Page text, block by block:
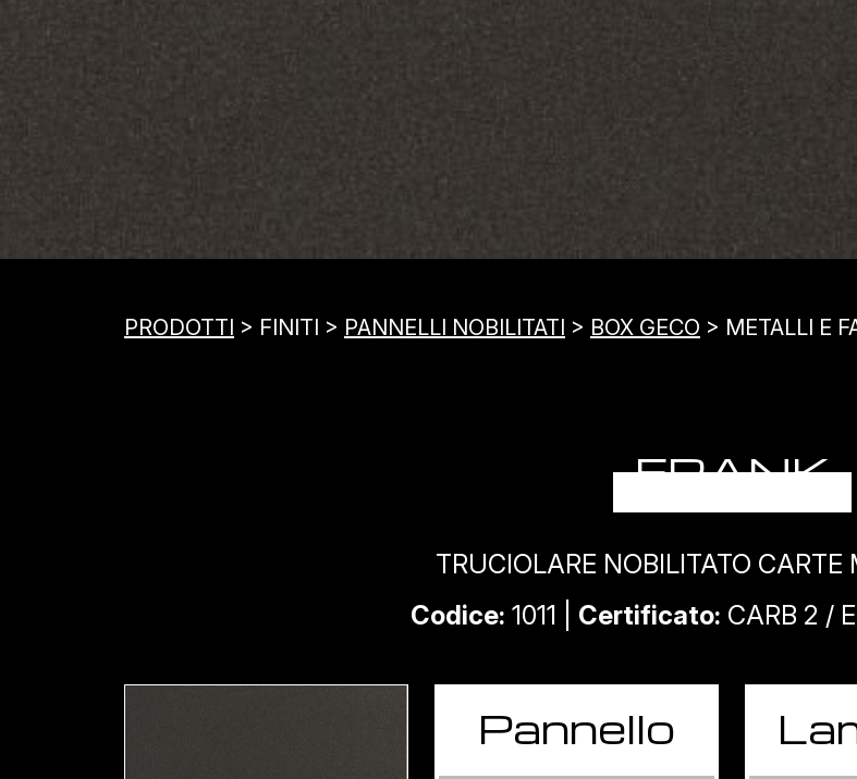
PRODOTTI > FINITI > PANNELLI NOBILITATI > BOX GECO > METALLI E
FRANK
TRUCIOLARE NOBILITATO CARTE
Codice: 1011 | Certificato: CARB 2 /
Pannello